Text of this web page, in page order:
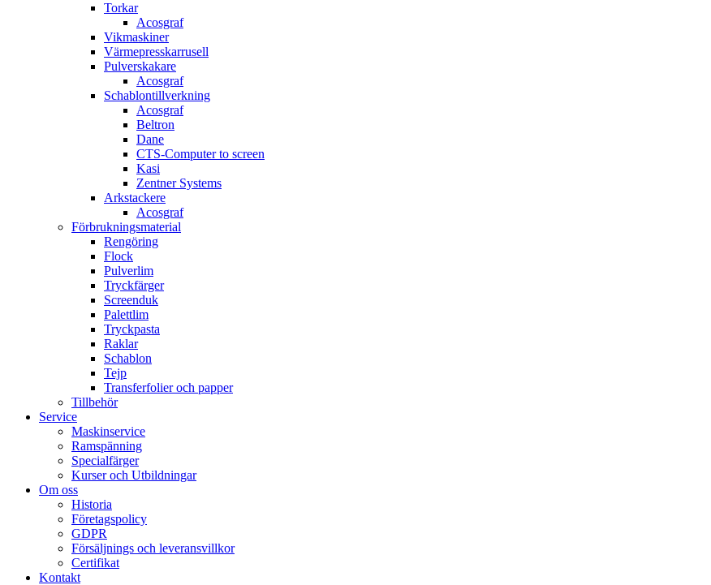
Torkar
Acosgraf
Vikmaskiner
Värmepresskarrusell
Pulverskakare
Acosgraf
Schablontillverkning
Acosgraf
Beltron
Dane
CTS-Computer to screen
Kasi
Zentner Systems
Arkstackere
Acosgraf
Förbrukningsmaterial
Rengöring
Flock
Pulverlim
Tryckfärger
Screenduk
Palettlim
Tryckpasta
Raklar
Schablon
Tejp
Transferfolier och papper
Tillbehör
Service
Maskinservice
Ramspänning
Specialfärger
Kurser och Utbildningar
Om oss
Historia
Företagspolicy
GDPR
Försäljnings och leveransvillkor
Certifikat
Kontakt